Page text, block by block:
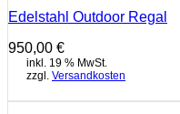
Edelstahl Outdoor Regal
950,00 €
inkl. 19 % MwSt.
zzgl. Versandkosten